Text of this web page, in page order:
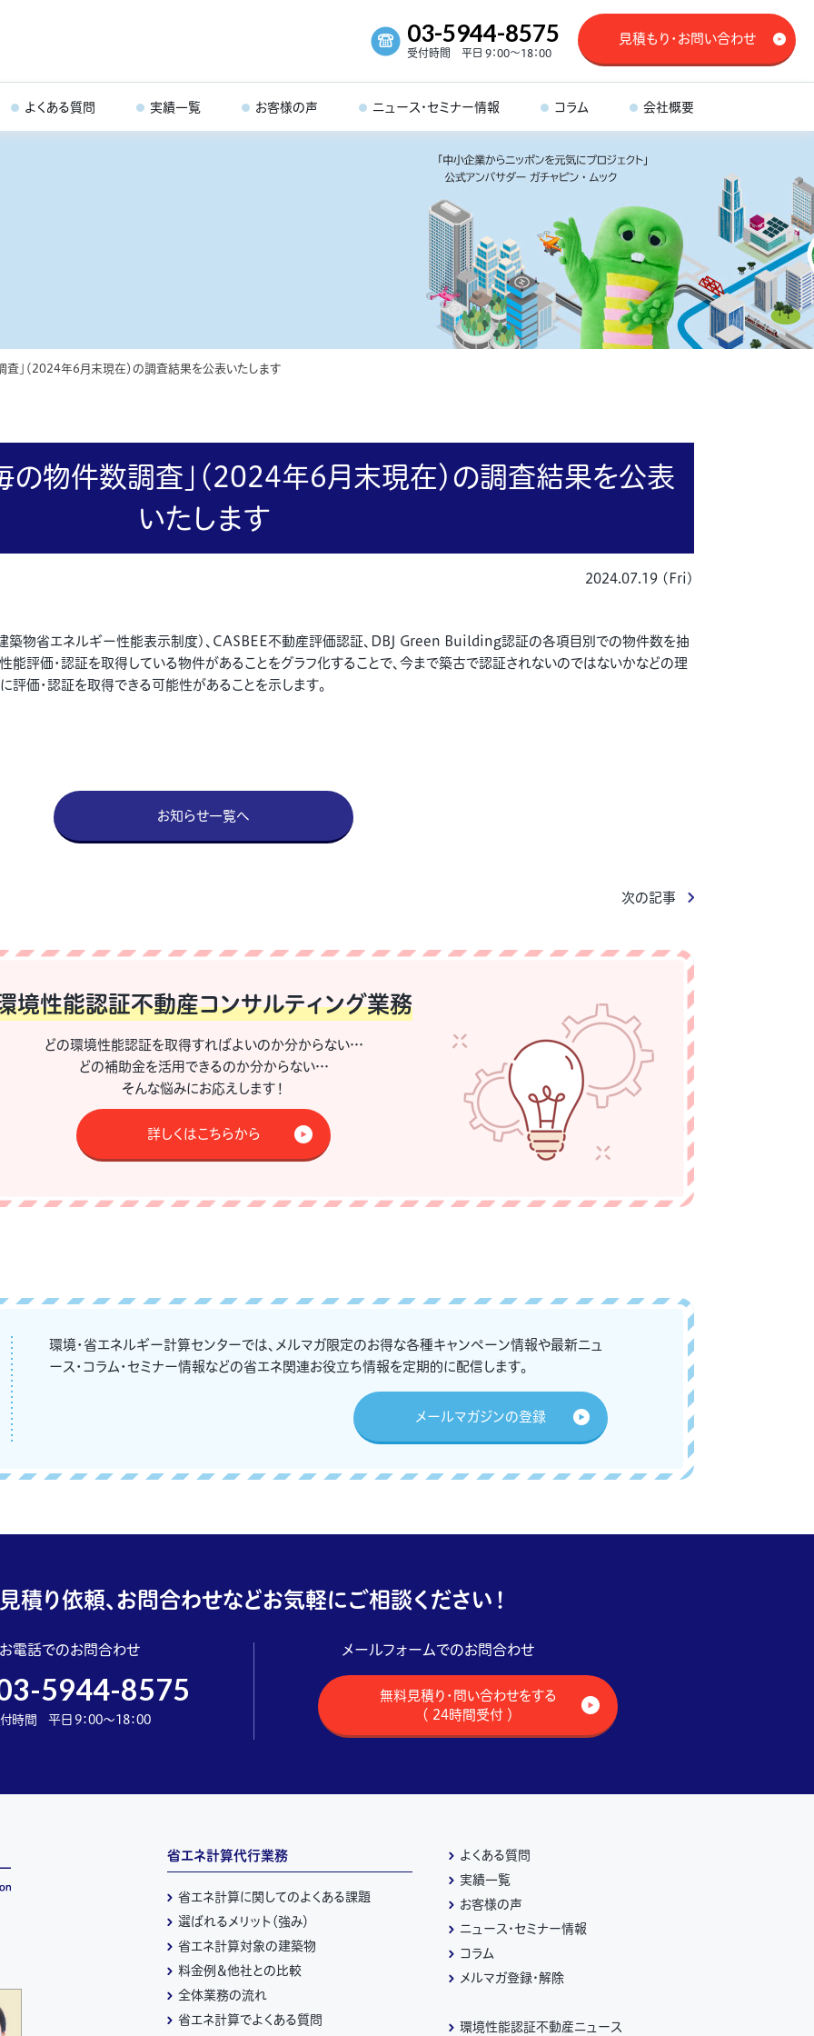
03-5944-8575
受付時間 平日 9：00～18：00
見積もり・お問い合わせ
よくある質問 実績一覧 お客様の声 ニュース・セミナー情報 コラム 会社概要
」（2024年6月末現在）の調査結果を公表いたします
の物件数調査」（2024年6月末現在）の調査結果を公表
いたします
2024.07.19 (Fri)
築物省エネルギー性能表示制度)、CASBEE不動産評価認証、DBJ Green Building認証の各項目別での物件数を抽
評価・認証を取得している物件があることをグラフ化することで、今まで築古で認証されないのではないかなどの理
価・認証を取得できる可能性があることを示します。
お知らせ一覧へ
次の記事
境性能認証不動産コンサルティング業務
どの環境性能認証を取得すればよいのか分からない…
どの補助金を活用できるのか分からない…
そんな悩みにお応えします！
詳しくはこちらから
環境・省エネルギー計算センターでは、メルマガ限定のお得な各種キャンペーン情報や最新ニュ
ース・コラム・セミナー情報などの省エネ関連お役立ち情報を定期的に配信します。
メールマガジンの登録
見積り依頼、お問合わせなどお気軽にご相談ください！
お電話でのお問合わせ
5944-8575
時間 平日 9：00～18：00
メールフォームでのお問合わせ
無料見積り・問い合わせをする
（ 24時間受付 ）
省エネ計算代行業務
省エネ計算に関してのよくある課題
選ばれるメリット（強み）
省エネ計算対象の建築物
料金例＆他社との比較
全体業務の流れ
省エネ計算でよくある質問
よくある質問
実績一覧
お客様の声
ニュース・セミナー情報
コラム
メルマガ登録・解除
環境性能認証不動産ニュース